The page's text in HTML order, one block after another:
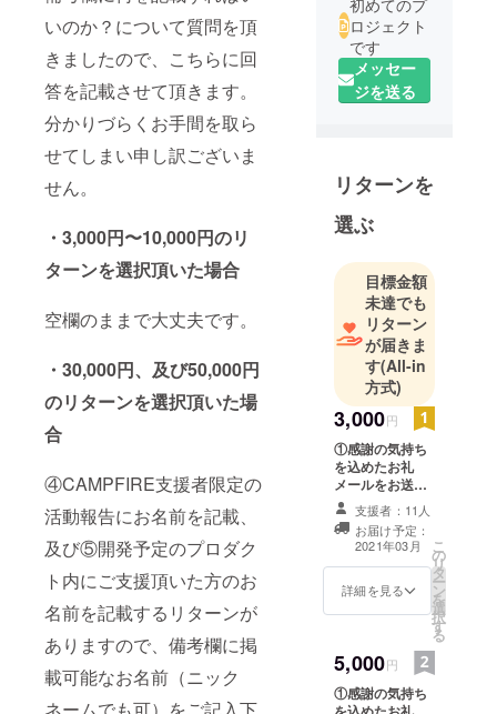
いのか？について質問を頂
きましたので、こちらに回
答を記載させて頂きます。
分かりづらくお手間を取ら
せてしまい申し訳ございま
せん。
・3,000円〜10,000円のリ
ターンを選択頂いた場合
空欄のままで大丈夫です。
・30,000円、及び50,000円
のリターンを選択頂いた場
合
④CAMPFIRE支援者限定の
活動報告にお名前を記載、
及び⑤開発予定のプロダク
ト内にご支援頂いた方のお
名前を記載するリターンが
ありますので、備考欄に掲
載可能なお名前（ニック
ネームでも可）をご記入下
ロジェクト
です
メッセー
ジを送る
リターンを
選ぶ
目標金額
未達でも
リターン
が届きま
す(All-in
方式)
3,000円
①感謝の気持ち
を込めたお礼
メールをお送り
致します。
支援者：11人
お届け予定：
2021年03月
詳細を見る
こ
の
リ
タ
ー
ン
を
選
択
す
る
5,000円
①感謝の気持ち